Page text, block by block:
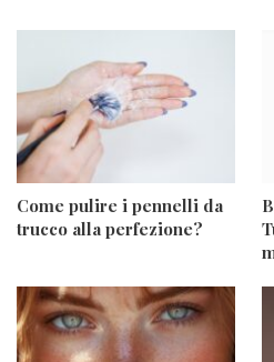
Come pulire i pennelli da
trucco alla perfezione?